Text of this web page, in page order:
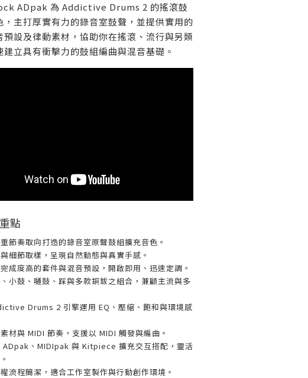
ADpak 為 Addictive Drums 2 的搖滾鼓
，主打厚實有力的錄音室鼓聲，並提供實用的
預設及律動素材，協助你在搖滾、流行與另類
建立具有衝擊力的鼓組編曲與混音基礎。
點
節奏取向打造的錄音室原聲鼓組擴充音色。
細節取樣，呈現自然動態與真實手感。
成度高的套件與混音預設，開啟即用、迅速定調。
小鼓、嗵鼓、踩與多款銅鈸之組合，兼顧主流與多
Drums 2 引擎運用 EQ、壓縮、飽和與環境感
材與 MIDI 節奏，支援以 MIDI 觸發與編曲。
ADpak、MIDIpak 與 Kitpiece 擴充交互搭配，靈活
流程簡潔，適合工作室製作與行動創作環境。